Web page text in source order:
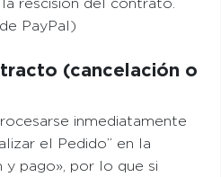
rescisión del contrato.
PayPal)
(cancelación o
inmediatamente
el Pedido” en la
y pago», por lo que si